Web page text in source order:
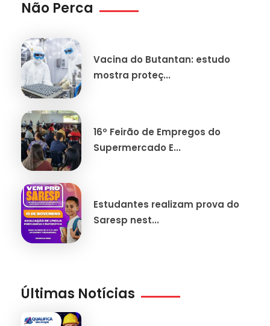
Não Perca
Vacina do Butantan: estudo
mostra proteç...
16º Feirão de Empregos do
Supermercado E...
Estudantes realizam prova do
Saresp nest...
Últimas Notícias